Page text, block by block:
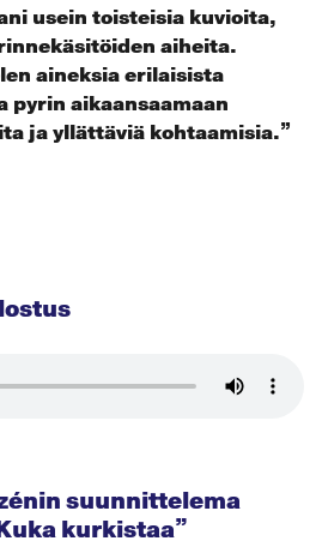
usein toisteisia kuvioita,
aiheita.
aineksia erilaisista
aikaansaamaan
ja yllättäviä kohtaamisia.”
suunnittelema
kurkistaa”